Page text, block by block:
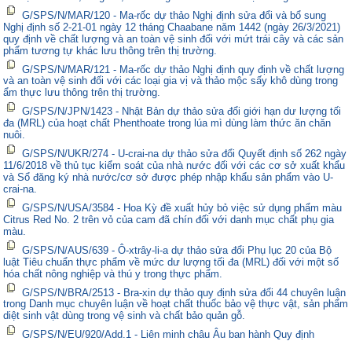
G/SPS/N/MAR/120 - Ma-rốc dự thảo Nghị định sửa đổi và bổ sung
Nghị định số 2-21-01 ngày 12 tháng Chaabane năm 1442 (ngày 26/3/2021)
quy định về chất lượng và an toàn vệ sinh đối với mứt trái cây và các sản
phẩm tương tự khác lưu thông trên thị trường.
G/SPS/N/MAR/121 - Ma-rốc dự thảo Nghị định quy định về chất lượng
và an toàn vệ sinh đối với các loại gia vị và thảo mộc sấy khô dùng trong
ẩm thực lưu thông trên thị trường.
G/SPS/N/JPN/1423 - Nhật Bản dự thảo sửa đổi giới hạn dư lượng tối
đa (MRL) của hoạt chất Phenthoate trong lúa mì dùng làm thức ăn chăn
nuôi.
G/SPS/N/UKR/274 - U-crai-na dự thảo sửa đổi Quyết định số 262 ngày
11/6/2018 về thủ tục kiểm soát của nhà nước đối với các cơ sở xuất khẩu
và Sổ đăng ký nhà nước/cơ sở được phép nhập khẩu sản phẩm vào U-
crai-na.
G/SPS/N/USA/3584 - Hoa Kỳ đề xuất hủy bỏ việc sử dụng phẩm màu
Citrus Red No. 2 trên vỏ của cam đã chín đối với danh mục chất phụ gia
màu.
G/SPS/N/AUS/639 - Ô-xtrây-li-a dự thảo sửa đổi Phụ lục 20 của Bộ
luật Tiêu chuẩn thực phẩm về mức dư lượng tối đa (MRL) đối với một số
hóa chất nông nghiệp và thú y trong thực phẩm.
G/SPS/N/BRA/2513 - Bra-xin dự thảo quy định sửa đổi 44 chuyên luận
trong Danh mục chuyên luận về hoạt chất thuốc bảo vệ thực vật, sản phẩm
diệt sinh vật dùng trong vệ sinh và chất bảo quản gỗ.
G/SPS/N/EU/920/Add.1 - Liên minh châu Âu ban hành Quy định